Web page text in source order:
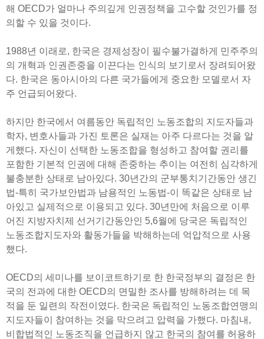
해 OECD가 얼마나 주의깊게 인권정책을 고수할 것인가를 정
의할 수 있을 것이다.
1988년 이래로, 한국은 경제성장이 필수불가결하게 민주주의
의 개혁과 인권존중을 이끈다는 인식의 보기로서 장려되어왔
다. 한국은 동아시아의 다른 국가들에게 중요한 모델로서 자
주 언급되어왔다.
하지만 한국에서 여름동안 독립적인 노동조합의 지도자들과
학자, 변호사들과 가진 토론은 실재는 아주 다르다는 것을 알
게했다. 자신이 선택한 노동조합을 형성하고 참여할 권리를
포함한 기본적 인권에 대해 존중하는 추이는 여전히 심각하게
불충분한 상태로 남아있다. 30년간의 군부통치기간동안 생긴
법-특히 국가보안법과 남용적인 노동법-이 똑같은 상태로 남
아있고 실제적으로 이용되고 있다. 30년만에 처음으로 이루
어진 지방자치제 선거기간동안인 5,6월에 당국은 독립적인
노동조합지도자와 활동가들을 박해하는데 억압적으로 사용
했다.
OECD의 세미나를 보이코트하기로 한 한국정부의 결정은 한
국의 전과에 대한 OECD의 면밀한 조사를 방해하려는 데 목
적을 둔 일련의 작전이였다. 한국은 독립적인 노동조합연맹의
지도자들이 참여하는 것을 막으려고 압력을 가했다. 마침내,
비합법적인 노동조직을 언급하지 않고 한국의 참여를 허용하